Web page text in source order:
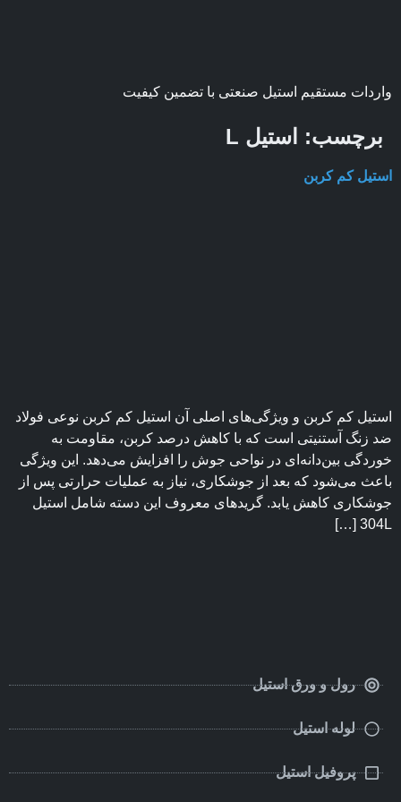
واردات مستقیم استیل صنعتی با تضمین کیفیت
برچسب: استیل L
استیل کم کربن
استیل کم کربن و ویژگی‌های اصلی آن استیل کم کربن نوعی فولاد
ضد زنگ آستنیتی است که با کاهش درصد کربن، مقاومت به
خوردگی بین‌دانه‌ای در نواحی جوش را افزایش می‌دهد. این ویژگی
باعث می‌شود که بعد از جوشکاری، نیاز به عملیات حرارتی پس از
جوشکاری کاهش یابد. گریدهای معروف این دسته شامل استیل
304L […]
رول و ورق استیل
لوله استیل
پروفیل استیل